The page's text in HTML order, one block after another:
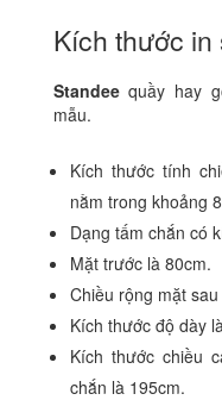
Kích thước in
Standeequầy hay
mẫu.
Kích thước tính
nằm trong khoảng
Dạng tấm chắn có
Mặt trước là 80cm.
Chiều rộng mặt
Kích thước độ dày
Kích thước chiều
chắn là 195cm.